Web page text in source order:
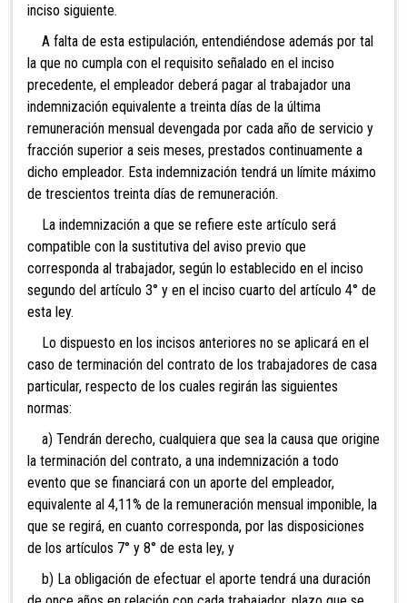
inciso siguiente.
A falta de esta estipulación, entendiéndose además por tal
la que no cumpla con el requisito señalado en el inciso
precedente, el empleador deberá pagar al trabajador una
indemnización equivalente a treinta días de la última
remuneración mensual devengada por cada año de servicio y
fracción superior a seis meses, prestados continuamente a
dicho empleador. Esta indemnización tendrá un límite máximo
de trescientos treinta días de remuneración.
La indemnización a que se refiere este artículo será
compatible con la sustitutiva del aviso previo que
corresponda al trabajador, según lo establecido en el inciso
segundo del artículo 3° y en el inciso cuarto del artículo 4° de
esta ley.
Lo dispuesto en los incisos anteriores no se aplicará en el
caso de terminación del contrato de los trabajadores de casa
particular, respecto de los cuales regirán las siguientes
normas:
a) Tendrán derecho, cualquiera que sea la causa que origine
la terminación del contrato, a una indemnización a todo
evento que se financiará con un aporte del empleador,
equivalente al 4,11% de la remuneración mensual imponible, la
que se regirá, en cuanto corresponda, por las disposiciones
de los artículos 7° y 8° de esta ley, y
b) La obligación de efectuar el aporte tendrá una duración